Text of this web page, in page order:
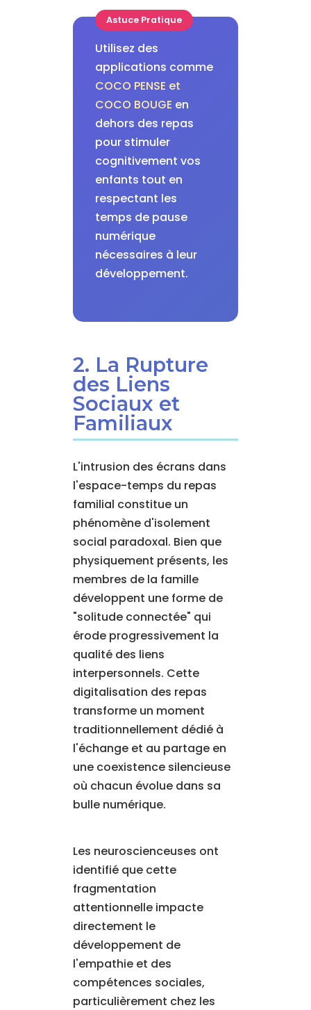
Astuce Pratique
Utilisez des
applications comme
COCO PENSE et
COCO BOUGE en
dehors des repas
pour stimuler
cognitivement vos
enfants tout en
respectant les
temps de pause
numérique
nécessaires à leur
développement.
2. La Rupture
des Liens
Sociaux et
Familiaux
L'intrusion des écrans dans
l'espace-temps du repas
familial constitue un
phénomène d'isolement
social paradoxal. Bien que
physiquement présents, les
membres de la famille
développent une forme de
"solitude connectée" qui
érode progressivement la
qualité des liens
interpersonnels. Cette
digitalisation des repas
transforme un moment
traditionnellement dédié à
l'échange et au partage en
une coexistence silencieuse
où chacun évolue dans sa
bulle numérique.
Les neuroscienceuses ont
identifié que cette
fragmentation
attentionnelle impacte
directement le
développement de
l'empathie et des
compétences sociales,
particulièrement chez les